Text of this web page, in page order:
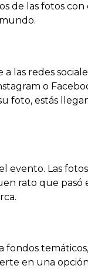
de las fotos
las redes
o
foto, estás
Las fotos
rato que pasó
fondos
en una